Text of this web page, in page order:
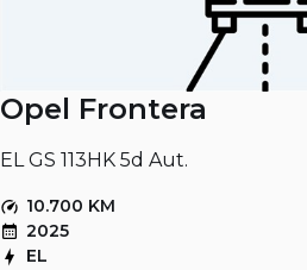
Opel Frontera
EL GS 113HK 5d Aut.
10.700 KM
2025
EL